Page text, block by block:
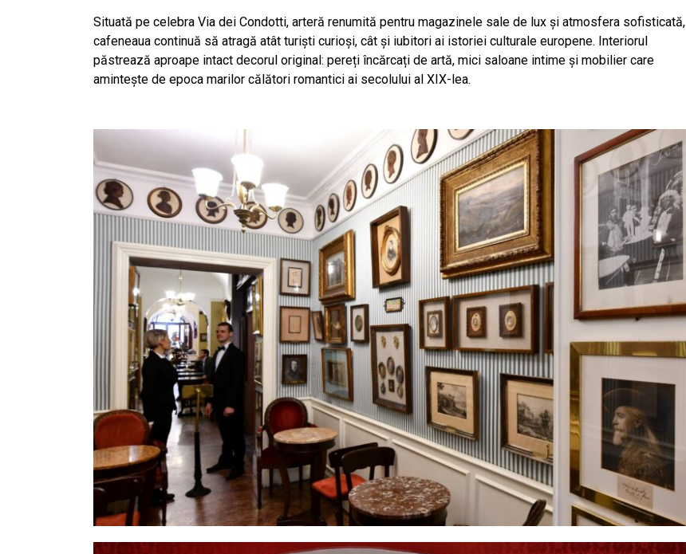
Situată pe celebra Via dei Condotti, arteră renumită pentru magazinele sale de lux și atmosfera sofisticată,
cafeneaua continuă să atragă atât turiști curioși, cât și iubitori ai istoriei culturale europene. Interiorul
păstrează aproape intact decorul original: pereți încărcați de artă, mici saloane intime și mobilier care
amintește de epoca marilor călători romantici ai secolului al XIX-lea.